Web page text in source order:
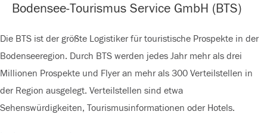
Bodensee-Tourismus Service GmbH (BTS)
Die BTS ist der größte Logistiker für touristische Prospekte in der
Bodenseeregion. Durch BTS werden jedes Jahr mehr als drei
Millionen Prospekte und Flyer an mehr als 300 Verteilstellen in
der Region ausgelegt. Verteilstellen sind etwa
Sehenswürdigkeiten, Tourismusinformationen oder Hotels.